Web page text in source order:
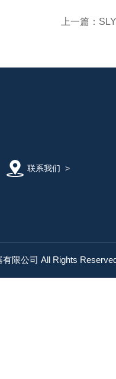
上一篇：
联系我们 >
有限公司 All Rights